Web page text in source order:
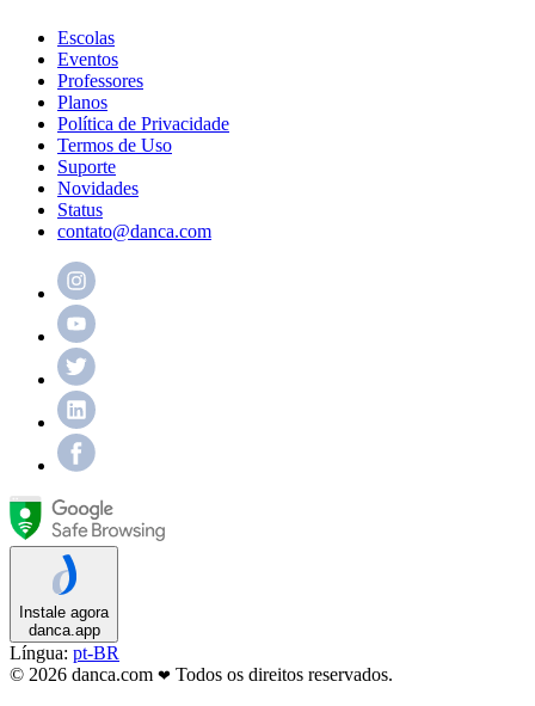
Escolas
Eventos
Professores
Planos
Política de Privacidade
Termos de Uso
Suporte
Novidades
Status
contato@danca.com
Instale agora
danca.app
Língua: pt-BR
© 2026 danca.com ❤ Todos os direitos reservados.